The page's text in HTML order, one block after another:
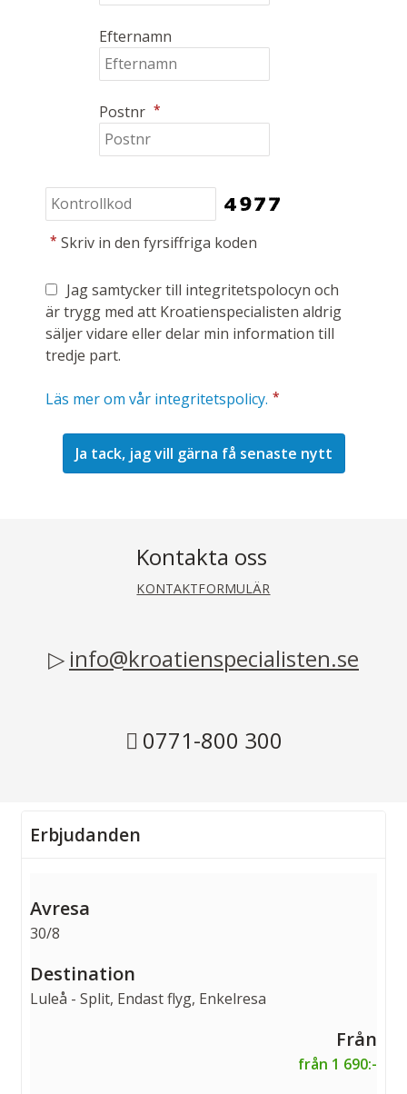
Efternamn
Postnr *
* Skriv in den fyrsiffriga koden
Jag samtycker till integritetspolocyn och
är trygg med att Kroatienspecialisten aldrig
säljer vidare eller delar min information till
tredje part.
Läs mer om vår integritetspolicy. *
Kontakta oss
KONTAKTFORMULÄR
info@kroatienspecialisten.se
0771-800 300
Erbjudanden
30/8
Luleå - Split, Endast flyg, Enkelresa
från 1 690:-